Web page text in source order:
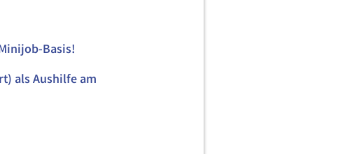
Basis!
als Aushilfe am